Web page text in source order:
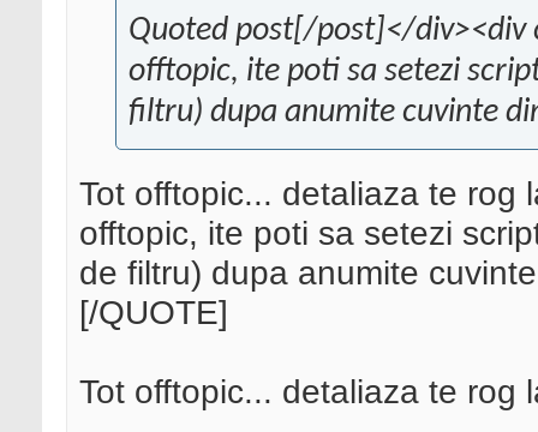
Quoted post[/post]</div><div
offtopic, ite poti sa setezi
filtru) dupa anumite cuvinte
Tot offtopic... detaliaza te rog
offtopic, ite poti sa setezi
de filtru) dupa anumite
[/QUOTE]
Tot offtopic... detaliaza te rog